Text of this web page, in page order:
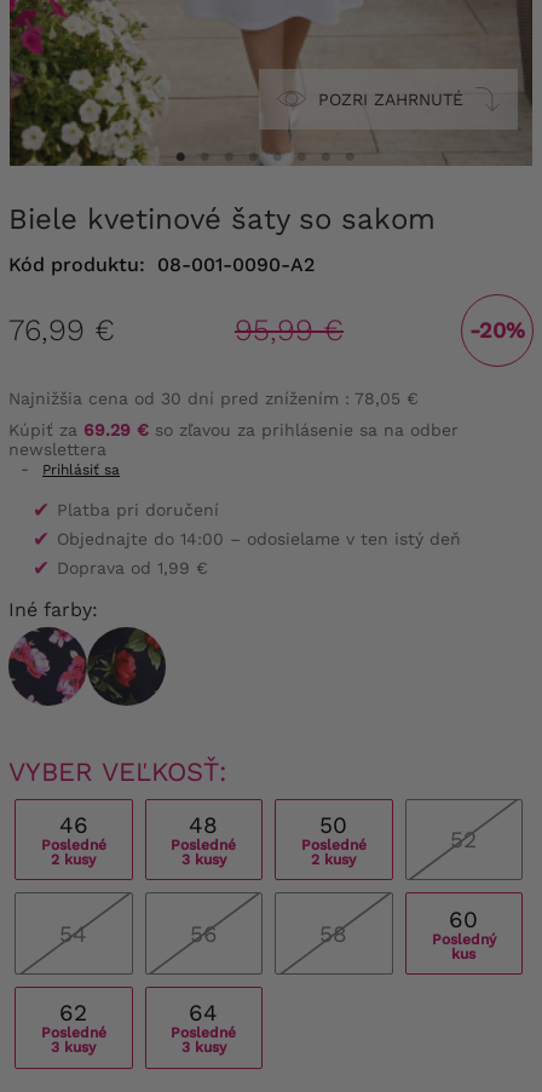
POZRI ZAHRNUTÉ
Biele kvetinové šaty so sakom
Kód produktu: 08-001-0090-A2
76,99 € 95,99 € -20%
Najnižšia cena od 30 dní pred znížením : 78,05 €
Kúpiť za 69.29 € so zľavou za prihlásenie sa na odber
newslettera
-
Prihlásiť sa
✔ Platba pri doručení
✔ Objednajte do 14:00 – odosielame v ten istý deň
✔ Doprava od 1,99 €
Iné farby:
VYBER VEĽKOSŤ:
46
Posledné
2 kusy
48
Posledné
3 kusy
50
Posledné
2 kusy
52
54 56 58
60
Posledný
kus
62
Posledné
3 kusy
64
Posledné
3 kusy